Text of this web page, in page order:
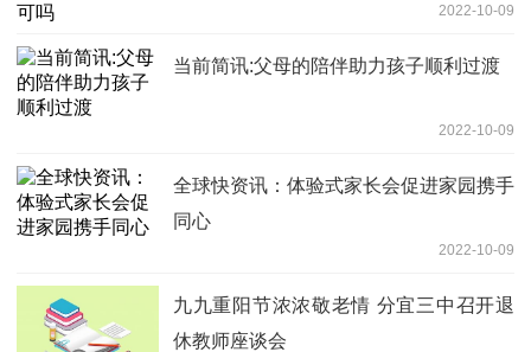
2022-10-09
当前简讯:父母的陪伴助力孩子顺利过渡
2022-10-09
全球快资讯：体验式家长会促进家园携手
同心
2022-10-09
九九重阳节浓浓敬老情 分宜三中召开退
休教师座谈会